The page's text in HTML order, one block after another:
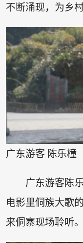
不断涌现，为乡
广东游客 陈乐橦
广东游客陈
电影里侗族大歌
来侗寨现场聆听